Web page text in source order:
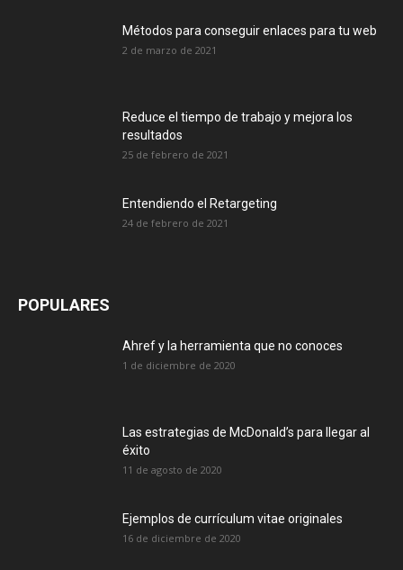
Métodos para conseguir enlaces para tu web
2 de marzo de 2021
Reduce el tiempo de trabajo y mejora los
resultados
25 de febrero de 2021
Entendiendo el Retargeting
24 de febrero de 2021
POPULARES
Ahref y la herramienta que no conoces
1 de diciembre de 2020
Las estrategias de McDonald’s para llegar al
éxito
11 de agosto de 2020
Ejemplos de currículum vitae originales
16 de diciembre de 2020